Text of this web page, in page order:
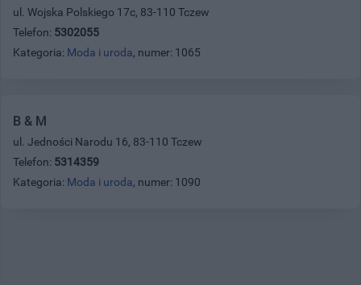
ul. Wojska Polskiego 17c, 83-110 Tczew
Telefon: 5302055
Kategoria: Moda i uroda, numer: 1065
B & M
ul. Jedności Narodu 16, 83-110 Tczew
Telefon: 5314359
Kategoria: Moda i uroda, numer: 1090